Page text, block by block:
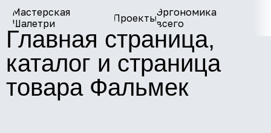
Мастерская
Шалетри
ПроектыЭргономика
всего
Главная страница,
каталог и страница
товара Фальмек